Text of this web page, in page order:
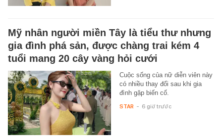
Mỹ nhân người miền Tây là tiểu thư nhưng
gia đình phá sản, được chàng trai kém 4
tuổi mang 20 cây vàng hỏi cưới
Cuộc sống của nữ diễn viên này
có nhiều thay đổi sau khi gia
đình gặp biến cố.
STAR - 6 giờ trước